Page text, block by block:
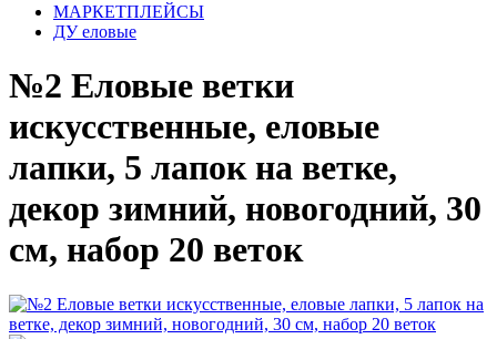
МАРКЕТПЛЕЙСЫ
ДУ еловые
№2 Еловые ветки
искусственные, еловые
лапки, 5 лапок на ветке,
декор зимний, новогодний, 30
см, набор 20 веток